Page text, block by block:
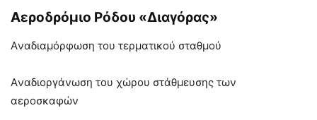
Αεροδρόμιο Ρόδου «Διαγόρας»
Aναδιαμόρφωση του τερματικού σταθμού
Aναδιοργάνωση του χώρου στάθμευσης των
αεροσκαφών